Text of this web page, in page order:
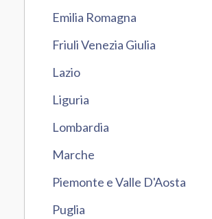
Emilia Romagna
Friuli Venezia Giulia
Lazio
Liguria
Lombardia
Marche
Piemonte e Valle D'Aosta
Puglia